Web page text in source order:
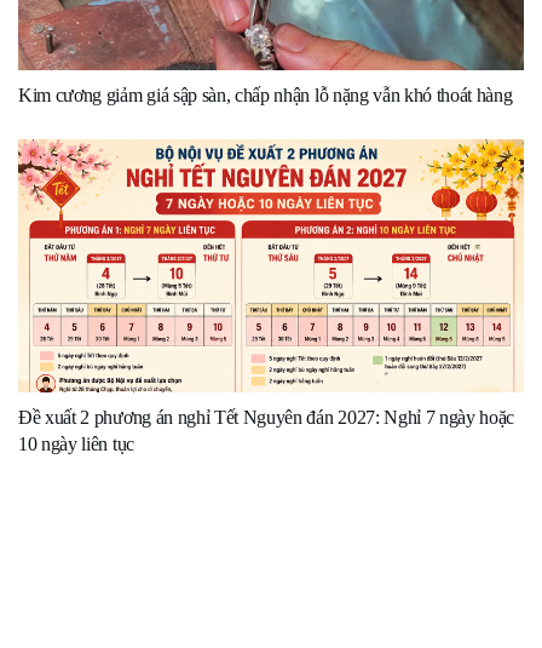
Kim cương giảm giá sập sàn, chấp nhận lỗ nặng vẫn khó thoát hàng
Đề xuất 2 phương án nghỉ Tết Nguyên đán 2027: Nghỉ 7 ngày hoặc
10 ngày liên tục